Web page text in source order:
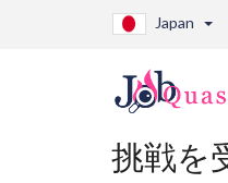
Japan
挑戦を